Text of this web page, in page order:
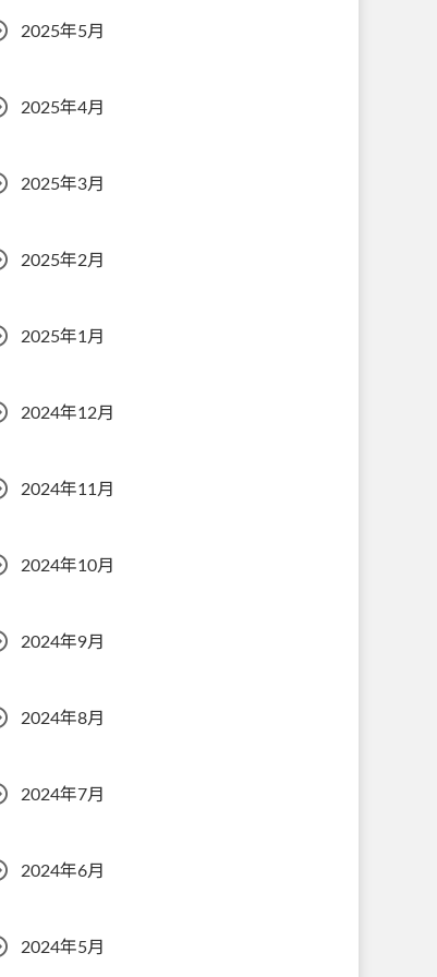
2025年5月
2025年4月
2025年3月
2025年2月
2025年1月
2024年12月
2024年11月
2024年10月
2024年9月
2024年8月
2024年7月
2024年6月
2024年5月